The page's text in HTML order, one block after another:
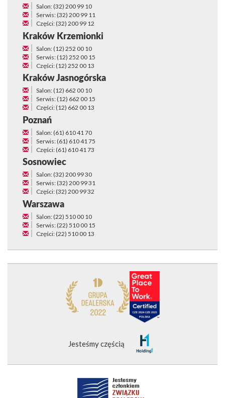
Salon: (32) 200 99 10
Serwis: (32) 200 99 11
Części: (32) 200 99 12
Kraków Krzemionki
Salon: (12) 252 00 10
Serwis: (12) 252 00 15
Części: (12) 252 00 13
Kraków Jasnogórska
Salon: (12) 662 00 10
Serwis: (12) 662 00 15
Części: (12) 662 00 13
Poznań
Salon: (61) 610 41 70
Serwis: (61) 610 41 75
Części: (61) 610 41 73
Sosnowiec
Salon: (32) 200 99 30
Serwis: (32) 200 99 31
Części: (32) 200 99 32
Warszawa
Salon: (22) 510 00 10
Serwis: (22) 510 00 15
Części: (22) 510 00 13
Jesteśmy częścią